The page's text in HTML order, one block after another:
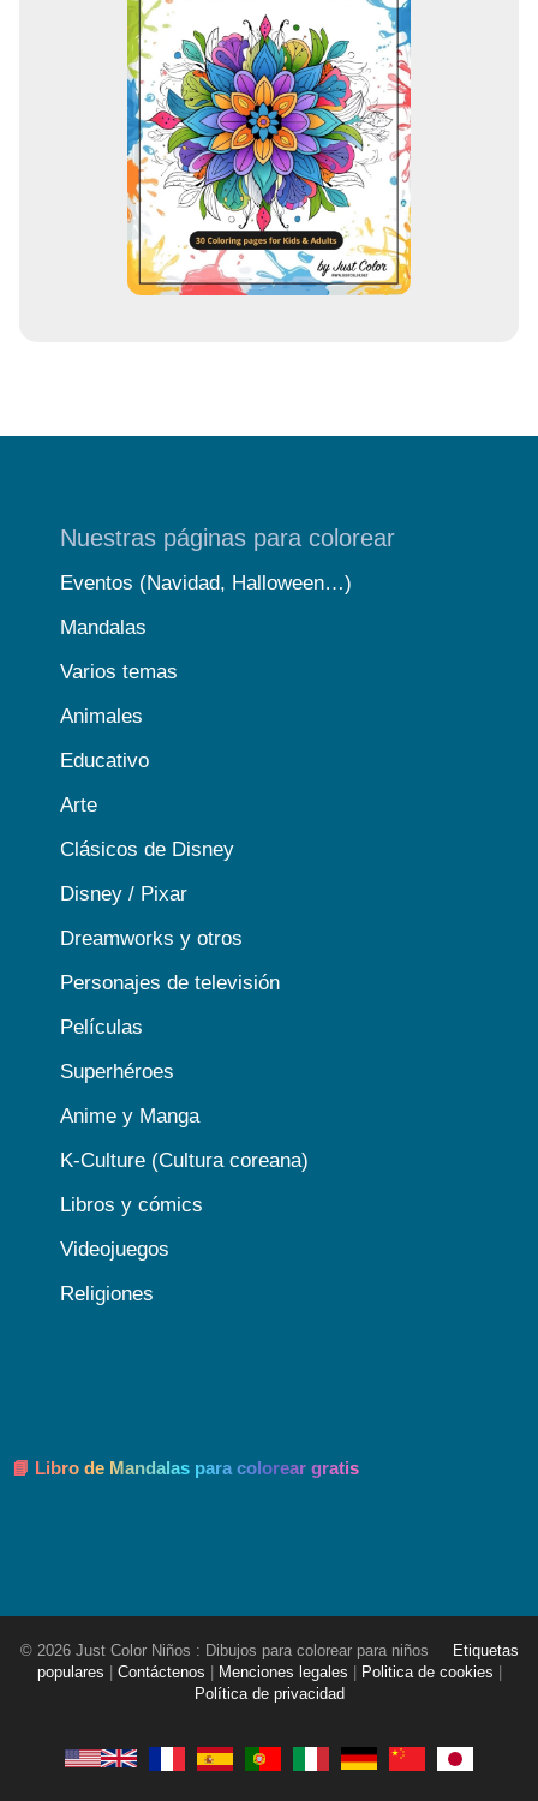
Nuestras páginas para colorear
Eventos (Navidad, Halloween…)
Mandalas
Varios temas
Animales
Educativo
Arte
Clásicos de Disney
Disney / Pixar
Dreamworks y otros
Personajes de televisión
Películas
Superhéroes
Anime y Manga
K-Culture (Cultura coreana)
Libros y cómics
Videojuegos
Religiones
📘 Libro de Mandalas para colorear gratis
© 2026 Just Color Niños : Dibujos para colorear para niños
Etiquetas
populares
Contáctenos Menciones legales Politica de cookies
Política de privacidad